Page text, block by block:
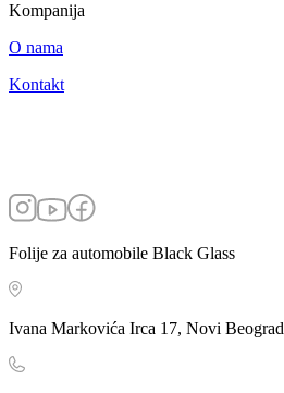
Kompanija
O nama
Kontakt
Folije za automobile Black Glass
Ivana Markovića Irca 17, Novi Beograd